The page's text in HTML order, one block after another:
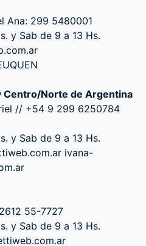
Ana: 299 5480001
y Sab de 9 a 13 Hs.
Centro/Norte de Argentina
// +54 9 299 6250784
y Sab de 9 a 13 Hs.
ivana-
55-7727
y Sab de 9 a 13 Hs.